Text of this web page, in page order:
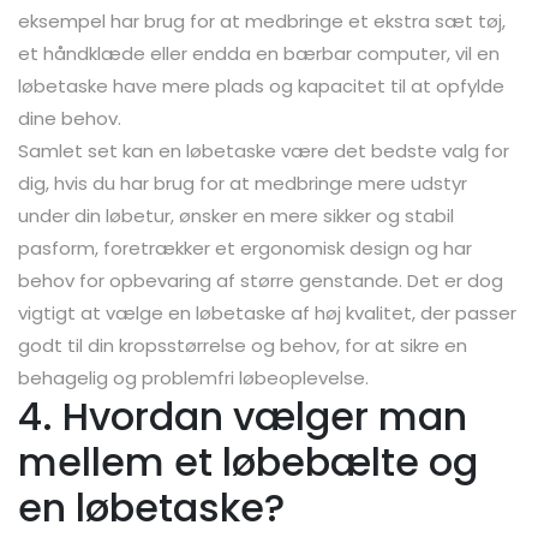
eksempel har brug for at medbringe et ekstra sæt tøj,
et håndklæde eller endda en bærbar computer, vil en
løbetaske have mere plads og kapacitet til at opfylde
dine behov.
Samlet set kan en løbetaske være det bedste valg for
dig, hvis du har brug for at medbringe mere udstyr
under din løbetur, ønsker en mere sikker og stabil
pasform, foretrækker et ergonomisk design og har
behov for opbevaring af større genstande. Det er dog
vigtigt at vælge en løbetaske af høj kvalitet, der passer
godt til din kropsstørrelse og behov, for at sikre en
behagelig og problemfri løbeoplevelse.
4. Hvordan vælger man
mellem et løbebælte og
en løbetaske?